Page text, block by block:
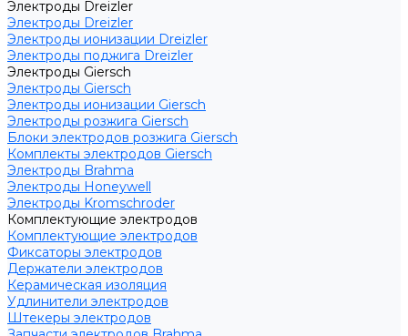
Электроды Dreizler
Электроды Dreizler
Электроды ионизации Dreizler
Электроды поджига Dreizler
Электроды Giersch
Электроды Giersch
Электроды ионизации Giersch
Электроды розжига Giersch
Блоки электродов розжига Giersch
Комплекты электродов Giersch
Электроды Brahma
Электроды Honeywell
Электроды Kromschroder
Комплектующие электродов
Комплектующие электродов
Фиксаторы электродов
Держатели электродов
Керамическая изоляция
Удлинители электродов
Штекеры электродов